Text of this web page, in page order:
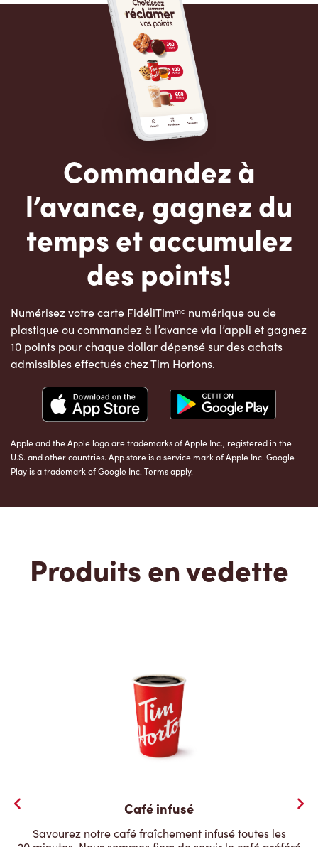
Commandez à
l’avance, gagnez du
temps et accumulez
des points!
Numérisez votre carte FidéliTimᵐᶜ numérique ou de
plastique ou commandez à l’avance via l’appli et gagnez
10 points pour chaque dollar dépensé sur des achats
admissibles effectués chez Tim Hortons.
Apple and the Apple logo are trademarks of Apple Inc., registered in the
U.S. and other countries. App store is a service mark of Apple Inc. Google
Play is a trademark of Google Inc. Terms apply.
Produits en vedette
Café infusé
Savourez notre café fraîchement infusé toutes les